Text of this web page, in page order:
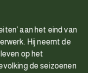
aan het eind van
Hij neemt de
op het
de seizoenen